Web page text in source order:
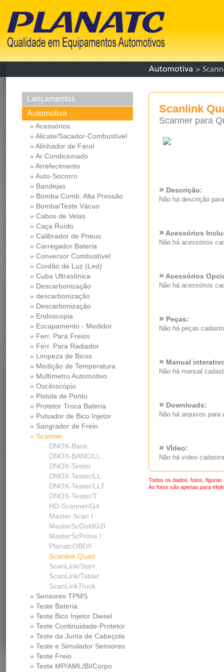
Lançamentos
Automotiva
» Acessórios
» Alicate/Sacador-Combustível
» Alinhador de Farol
» Ar Condicionado
» Arrefecimento
» Auto-Socorro
» Bandejas
» Bomba Comb. Alta Pressão
» Bomba/Teste Vácuo
» Cabos de Velas
» Caça Ruído
» Calibrador de Pneus
» Carregador Bateria
» Conversor Combustível
» Cordão de Luz (Led)
» Cuba Ultrasônica
» Descarbonização
» descarbonização
» Descarbonização
» Endoscopia
» Escapamento - Medidor
Pressao Diferencial
» Ferr. Para Freios
» Ferr. Para Radiador
» Limpeza de Bicos
» Medição de Temperatura
» Multímetro Automotivo
» Osciloscópio
» Pistola de Ponto
» Protetor Troca Bateria
» Pulsador de Bico Injetor
» Sangrador de Freio
» Scanner
DNOX-Banc
DNOX-BANC/LL
DNOX-Tester
DNOX-Tester/LL
DNOX-Tester/LLT
DNOX-Tester/T
HD-Scanner/G4
Master Scan I
MasterScGoldG2I
MasterScPrime I
PlanatcOBD/I
Scanlink Quad
ScanLink/Start
ScanLink/Tablet
ScanLinkTruck
» Sensores TPMS
» Teste Bateria
» Teste Bico Injetor Diesel
» Teste Continuidade-Protetor
Md
» Teste da Junta de Cabeçote
» Teste e Simulador Sensores
» Teste Freio
» Teste MP/AML/BI/Corpo
Scanlink
Scanner para
»Descrição:
Não há descrição
»Acessórios
Não há acessórios
»Acessórios
Não há acessórios
»Peças:
Não há peças
»Manual
Não há manual
»Downloads:
Não há arquivos para
»VÍdeo:
Não há vídeo
Todos os dados, fotos,
As fotos são apenas para